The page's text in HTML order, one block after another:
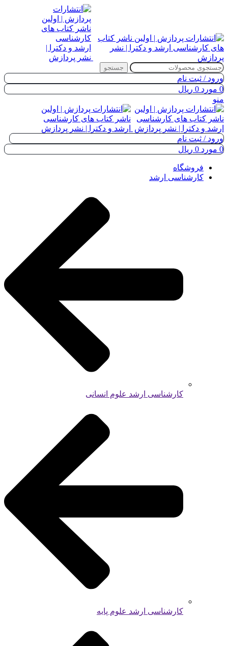
جستجو
ورود / ثبت نام
0 مورد 0 ریال
منو
ورود / ثبت نام
0 مورد 0 ریال
فروشگاه
کارشناسی ارشد
کارشناسی ارشد علوم انسانی
کارشناسی ارشد علوم پایه